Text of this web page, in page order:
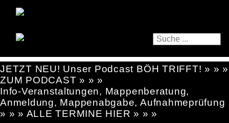
JETZT NEU! Unser Podcast BÖH TRIFFT! » » »
ZUM PODCAST » » »
Info-Veranstaltungen, Mappenberatung,
Anmeldung, Mappenabgabe, Aufnahmeprüfung
» » » ALLE TERMINE HIER » » »